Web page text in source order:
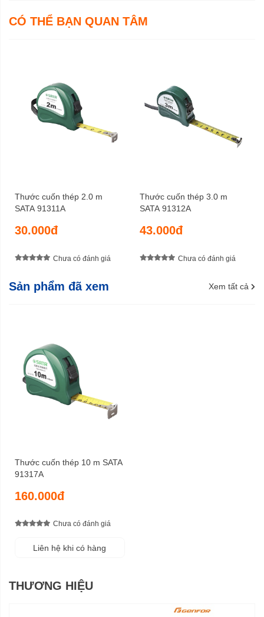
CÓ THỂ BẠN QUAN TÂM
Thước cuốn thép 2.0 m
SATA 91311A
30.000đ
Chưa có đánh giá
Thước cuốn thép 3.0 m
SATA 91312A
43.000đ
Chưa có đánh giá
Sản phẩm đã xem Xem tất cả
Thước cuốn thép 10 m SATA
91317A
160.000đ
Chưa có đánh giá
Liên hệ khi có hàng
THƯƠNG HIỆU